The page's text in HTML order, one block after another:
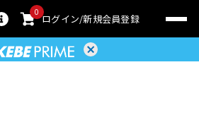
0
ログイン 新規会員登録